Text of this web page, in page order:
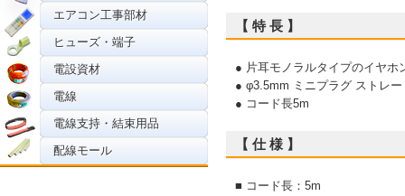
エアコン工事部材
ヒューズ・端子
電設資材
電線
電線支持・結束用品
配線モール
【 特 長 】
● 片耳モノラルタイプのイヤホ
● φ3.5mm ミニプラグ ストレ
● コード長5m
【 仕 様 】
■ コード長：5m